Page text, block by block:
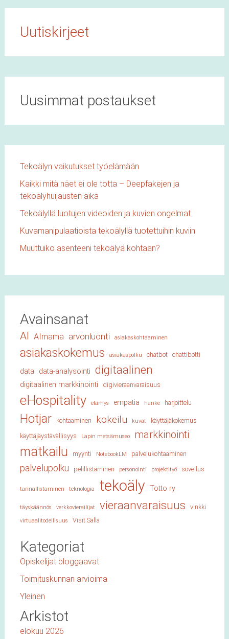
Uutiskirjeet
Uusimmat postaukset
Tekoälyn vaikutukset työelämään
Kaikki mitä näet ei ole totta – Deepfakejen ja
tekoälyhuijausten aika
Tekoälyllä luotujen videoiden ja kuvien ongelmat
Kuvamanipulaatioista tekoälyllä tuotettuihin kuviin
Muuttuiko asenteeni tekoälyä kohtaan?
Avainsanat
AI AImama arvonluonti asiakaskohtaaminen
asiakaskokemus asiakaspolku chatbot chattibotti
data data-analysointi digitaalinen
digitaalinen markkinointi digivieraanvaraisuus
eHospitality elämys empatia hanke harjoittelu
Hotjar kohtaaminen kokeilu kuvat
käyttäjäkokemus
käyttäjäystävällisyys
Lapin metsämuseo markkinointi
matkailu myynti NotebookLM palvelukohtaaminen
palvelupolku pelillistäminen personointi projektityö sovellus
tarinallistaminen teknologia tekoäly Totto ry
täyskäännös verkkovierailijat vieraanvaraisuus vinkki
virtuaalitodellisuus Visit Salla
Kategoriat
Opiskelijat bloggaavat
Toimituskunnan arvioima
Yleinen
Arkistot
elokuu 2026